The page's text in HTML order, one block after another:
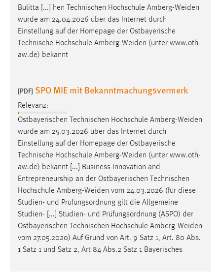
Bulitta [...] hen Technischen Hochschule Amberg-Weiden
wurde am 24.04.2026 über das Internet durch
Einstellung auf der Homepage der Ostbayerische
Technische Hochschule Amberg-Weiden (unter www.oth-
aw.de) bekannt
[PDF] SPO MIE mit Bekanntmachungsvermerk
Relevanz:
Ostbayerischen Technischen Hochschule Amberg-Weiden
wurde am 25.03.2026 über das Internet durch
Einstellung auf der Homepage der Ostbayerische
Technische Hochschule Amberg-Weiden (unter www.oth-
aw.de) bekannt [...] Business Innovation and
Entrepreneurship an der Ostbayerischen Technischen
Hochschule Amberg-Weiden vom 24.03.2026 (für diese
Studien- und Prüfungsordnung gilt die Allgemeine
Studien- [...] Studien- und Prüfungsordnung (ASPO) der
Ostbayerischen Technischen Hochschule Amberg-Weiden
vom 27.05.2020) Auf Grund von Art. 9 Satz 1, Art. 80 Abs.
1 Satz 1 und Satz 2, Art 84 Abs.2 Satz 1 Bayerisches